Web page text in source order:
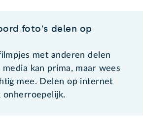
foto's delen op
met anderen delen
media kan prima, maar wees
mee. Delen op internet
onherroepelijk.